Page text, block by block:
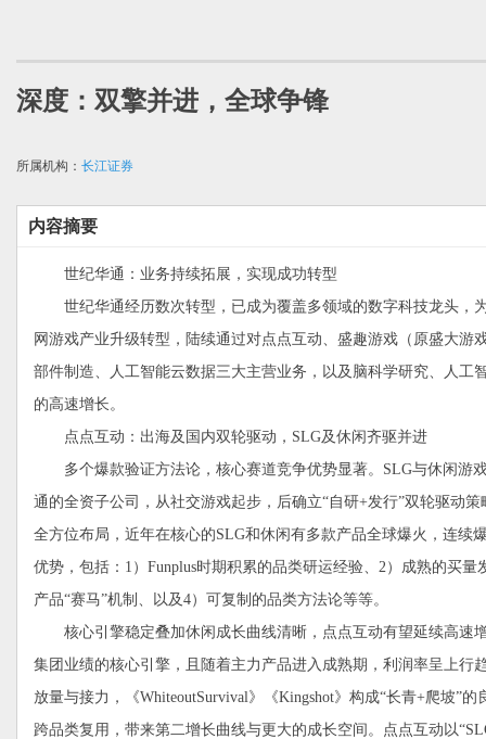
深度：双擎并进，全球争锋
所属机构： 长江证券
内容摘要
世纪华通：业务持续拓展，实现成功转型
世纪华通经历数次转型，已成为覆盖多领域的数字科技龙头，
网游戏产业升级转型，陆续通过对点点互动、盛趣游戏（原盛大
部件制造、人工智能云数据三大主营业务，以及脑科学研究、人工
的高速增长。
点点互动：出海及国内双轮驱动，SLG及休闲齐驱并进
多个爆款验证方法论，核心赛道竞争优势显著。SLG与休闲游
通的全资子公司，从社交游戏起步，后确立“自研+发行”双轮驱动
全方位布局，近年在核心的SLG和休闲有多款产品全球爆火，连
优势，包括：1）Funplus时期积累的品类研运经验、2）成熟的买
产品“赛马”机制、以及4）可复制的品类方法论等等。
核心引擎稳定叠加休闲成长曲线清晰，点点互动有望延续高速
集团业绩的核心引擎，且随着主力产品进入成熟期，利润率呈上
放量与接力，《WhiteoutSurvival》《Kingshot》构成“长青+爬坡”
跨品类复用，带来第二增长曲线与更大的成长空间。点点互动以